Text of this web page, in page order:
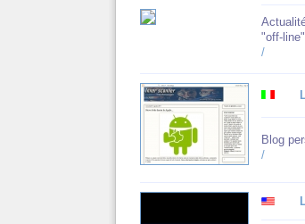
"off-
/
Blog
/